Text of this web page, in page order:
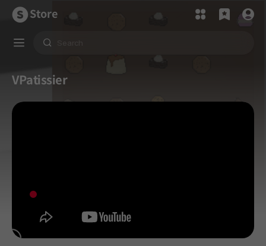
Store
VPatissier